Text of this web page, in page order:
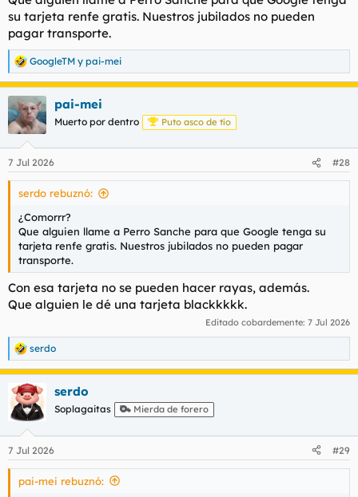
su tarjeta renfe gratis. Nuestros jubilados no pueden
pagar transporte.
R
e
a
c
c
i
e
s
GoogleTM y pai-mei
pai-mei
Muerto por dentro Puto asco de tío
7 Jul 2026 #28
serdo rebuznó:
¿Comorrr?
Que alguien llame a Perro Sanche para que Google tenga su
tarjeta renfe gratis. Nuestros jubilados no pueden pagar
transporte.
Con esa tarjeta no se pueden hacer rayas, además.
Que alguien le dé una tarjeta blackkkkk.
Editado cobardemente: 7 Jul 2026
R
e
a
c
c
i
e
s
serdo
serdo
Soplagaitas Mierda de forero
7 Jul 2026 #29
pai-mei rebuznó: